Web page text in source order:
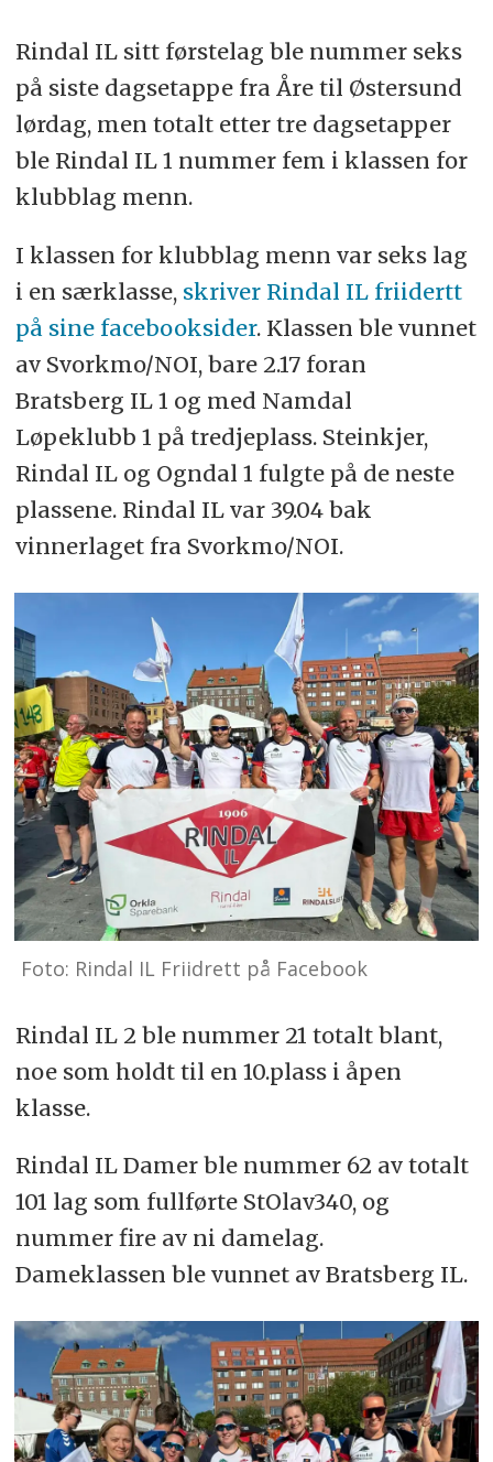
Rindal IL sitt førstelag ble nummer seks
på siste dagsetappe fra Åre til Østersund
lørdag, men totalt etter tre dagsetapper
ble Rindal IL 1 nummer fem i klassen for
klubblag menn.
I klassen for klubblag menn var seks lag
i en særklasse,skriver Rindal IL friidertt
på sine facebooksider. Klassen ble vunnet
av Svorkmo/NOI, bare 2.17 foran
Bratsberg IL 1 og med Namdal
Løpeklubb 1 på tredjeplass. Steinkjer,
Rindal IL og Ogndal 1 fulgte på de neste
plassene. Rindal IL var 39.04 bak
vinnerlaget fra Svorkmo/NOI.
Foto: Rindal IL Friidrett på Facebook
Rindal IL 2 ble nummer 21 totalt blant,
noe som holdt til en 10.plass i åpen
klasse.
Rindal IL Damer ble nummer 62 av totalt
101 lag som fullførte StOlav340, og
nummer fire av ni damelag.
Dameklassen ble vunnet av Bratsberg IL.